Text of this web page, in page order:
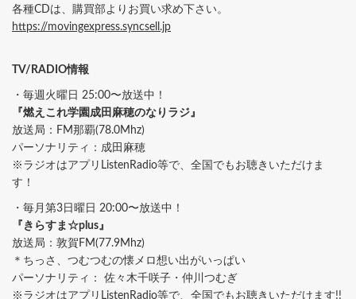
各種CDは、購買部よりお買い求め下さい。
https://movingexpress.syncsell.jp
TV/RADIO情報
・毎週火曜日 25:00〜放送中！
『燃えこれ学園成田麻穂のなりラジ』
放送局：FM那覇(78.0Mhz)
パーソナリティ：成田麻穂
※ラジオはアプリListenRadio等で、全国でもお聴きいただけま
す！
・毎月第3日曜日 20:00〜放送中！
『きらすま☆plus』
放送局：敦賀FM(77.9Mhz)
＊ちっさ、つむつむの懐メロ想い出がいっぱい
パーソナリティ： 佐々木千咲子・仲川つむぎ
※ラジオはアプリListenRadio等で、全国でもお聴きいただけます!!